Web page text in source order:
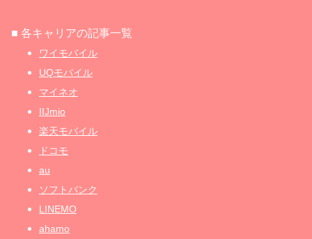
■ 各キャリアの記事一覧
ワイモバイル
UQモバイル
マイネオ
IIJmio
楽天モバイル
ドコモ
au
ソフトバンク
LINEMO
ahamo